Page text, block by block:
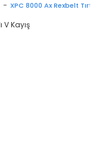
XPC 8000 Ax Rexbelt